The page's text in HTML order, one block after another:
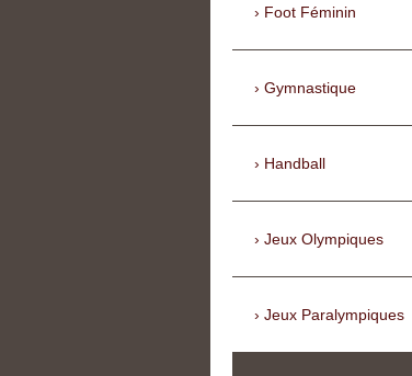
Foot Féminin
Gymnastique
Handball
Jeux Olympiques
Jeux Paralympiques